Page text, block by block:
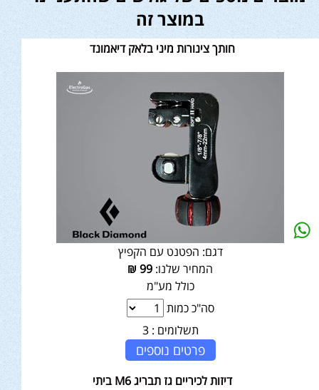
במוצר זה
חותך צינורות מיני בלאק דיאמונד
דגם: הפטנט עם הקפיץ
המחיר שלנו: 99
₪
כולל מע"מ
סה"כ כמות
תשלומים : 3
פרטים נוספים
דיזות לכיריים גז תבריג M6 ביתי